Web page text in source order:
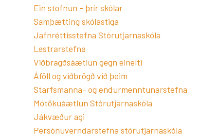
Ein stofnun - þrír skólar
Samþætting skólastiga
Jafnréttisstefna Stórutjarnaskóla
Lestrarstefna
Viðbragðsáætlun gegn einelti
Áföll og viðbrögð við þeim
Starfsmanna- og endurmenntunarstefna
Mótökuáætlun Stórutjarnaskóla
Jákvæður agi
Persónuverndarstefna stórutjarnaskóla